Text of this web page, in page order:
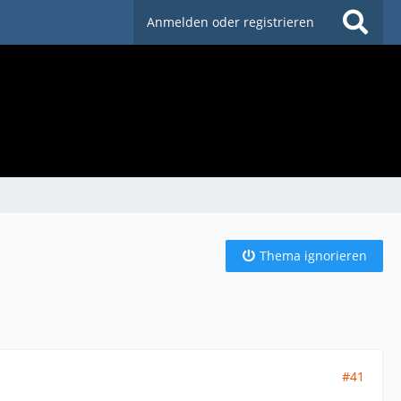
Anmelden oder registrieren
Thema ignorieren
#41